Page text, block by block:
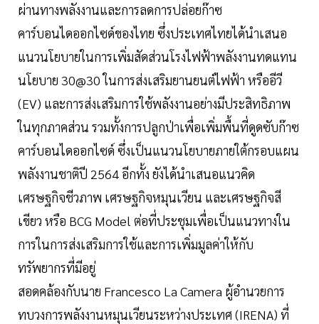
ผ่านทางพลังงานและการลดการปล่อยก๊าซ
คาร์บอนไดออกไซด์ของไทย ซึ่งประเทศไทยได้นำเสนอ
แนวนโยบายในการเพิ่มสัดส่วนโรงไฟฟ้าพลังงานทดแทน
นโยบาย 30@30 ในการส่งเสริมยานยนต์ไฟฟ้า หรืออีวี
(EV) และการส่งเสริมการใช้พลังงานอย่างมีประสิทธิภาพ
ในทุกภาคส่วน รวมทั้งการปลูกป่าเพื่อเพิ่มพื้นที่ดูดซับก๊าซ
คาร์บอนไดออกไซด์ ซึ่งเป็นแนวนโยบายภายใต้กรอบแผน
พลังงานชาติปี 2564 อีกทั้ง ยังได้นำเสนอแนวคิด
เศรษฐกิจชีวภาพ เศรษฐกิจหมุนเวียน และเศรษฐกิจสี
เขียว หรือ BCG Model ต่อที่ประชุมเพื่อเป็นแนวทางใน
การในการส่งเสริมการใช้และการเพิ่มมูลค่าให้กับ
ทรัพยากรที่มีอยู่
สอดคล้องกับนาย Francesco La Camera ผู้อำนวยการ
ทบวงการพลังงานหมุนเวียนระหว่างประเทศ (IRENA) ที่